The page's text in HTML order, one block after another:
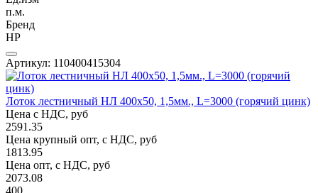
п.м.
Бренд
НР
Артикул: 110400415304
Лоток лестничный НЛ 400х50, 1,5мм., L=3000 (горячий цинк)
Цена с НДС, руб
2591.35
Цена крупный опт, с НДС, руб
1813.95
Цена опт, с НДС, руб
2073.08
400